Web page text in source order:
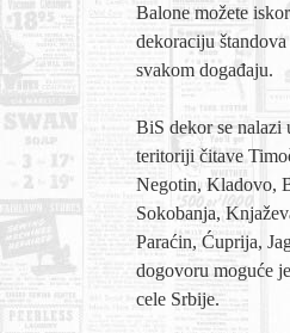
Hobi i razonoda
UPIS FIRMI
MARKETING
KONTAKT
O NAMA
Balone možete
dekoraciju
svakom događaju.
BiS dekor se nalazi
teritoriji čitave
Negotin, Kladovo,
Sokobanja,
Paraćin, Ćuprija,
dogovoru moguće
cele Srbije.